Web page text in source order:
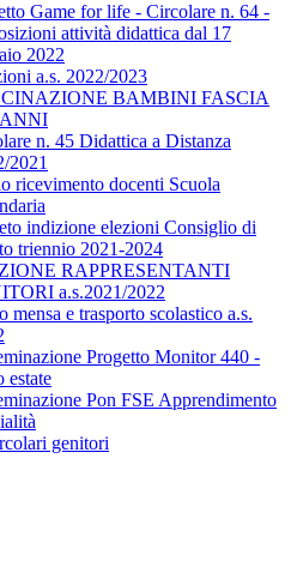
Game for life - Circolare n. 64 -
attività didattica dal 17
2022
a.s. 2022/2023
BAMBINI FASCIA
ANNI
n. 45 Didattica a Distanza
2021
ricevimento docenti Scuola
indizione elezioni Consiglio di
triennio 2021-2024
RAPPRESENTANTI
a.s.2021/2022
mensa e trasporto scolastico a.s.
Progetto Monitor 440 -
estate
Pon FSE Apprendimento
genitori